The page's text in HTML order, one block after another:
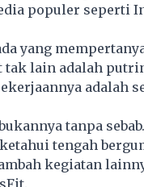
populer seperti
yang
tak lain adalah
adalah
tanpa
tengah
kegiatan